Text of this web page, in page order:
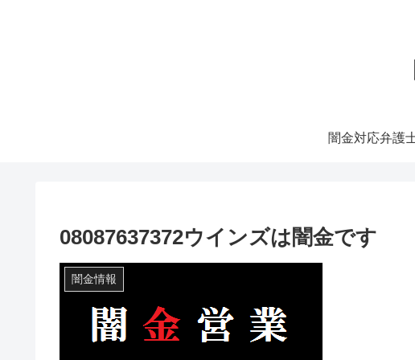
08087637372ウインズは闇金です
闇金情報